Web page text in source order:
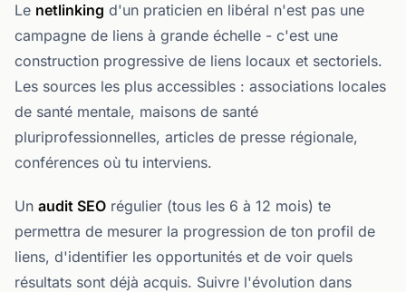
Le netlinking d'un praticien en libéral n'est pas une
campagne de liens à grande échelle - c'est une
construction progressive de liens locaux et sectoriels.
Les sources les plus accessibles : associations locales
de santé mentale, maisons de santé
pluriprofessionnelles, articles de presse régionale,
conférences où tu interviens.
Un audit SEO régulier (tous les 6 à 12 mois) te
permettra de mesurer la progression de ton profil de
liens, d'identifier les opportunités et de voir quels
résultats sont déjà acquis. Suivre l'évolution dans